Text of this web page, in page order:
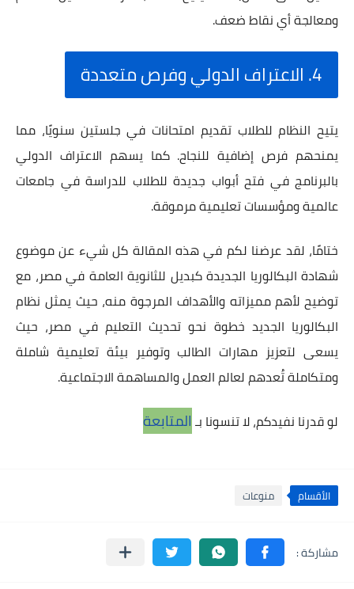
ومعالجة أي نقاط ضعف.
4. الاعتراف الدولي وفرص متعددة
يتيح النظام للطلاب تقديم امتحانات في جلستين سنويًا، مما
يمنحهم فرص إضافية للنجاح. كما يسهم الاعتراف الدولي
بالبرنامج في فتح أبواب جديدة للطلاب للدراسة في جامعات
عالمية ومؤسسات تعليمية مرموقة.
ختامًا، لقد عرضنا لكم في هذه المقالة كل شيء عن موضوع
شهادة البكالوريا الجديدة كبديل للثانوية العامة في مصر، مع
توضيح لأهم مميزاته والأهداف المرجوة منه، حيث يمثل نظام
البكالوريا الجديد خطوة نحو تحديث التعليم في مصر، حيث
يسعى لتعزيز مهارات الطالب وتوفير بيئة تعليمية شاملة
ومتكاملة تُعدهم لعالم العمل والمساهمة الاجتماعية.
لو قدرنا نفيدكم، لا تنسونا بـ المتابعة
الأقسام منوعات